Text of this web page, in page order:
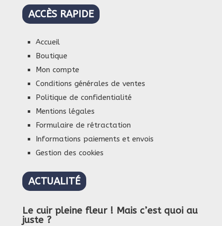
ACCÈS RAPIDE
Accueil
Boutique
Mon compte
Conditions générales de ventes
Politique de confidentialité
Mentions légales
Formulaire de rétractation
Informations paiements et envois
Gestion des cookies
ACTUALITÉ
Le cuir pleine fleur ! Mais c’est quoi au
juste ?